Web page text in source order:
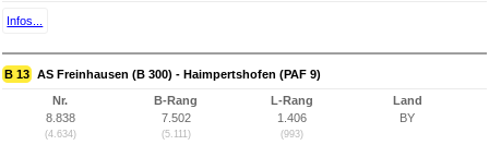
Infos...
B 13 AS Freinhausen (B 300) - Haimpertshofen (PAF 9)
Nr.
8.838
(4.634)
B-Rang
7.502
(5.111)
L-Rang
1.406
(993)
Land
BY